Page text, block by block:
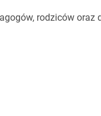
rodziców